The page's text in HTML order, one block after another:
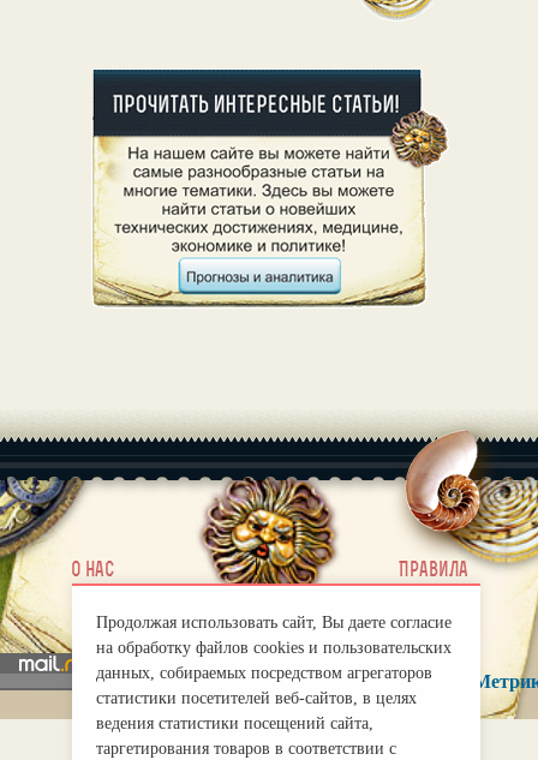
О нас |
Правила
Продолжая использовать сайт, Вы даете согласие
на обработку файлов cookies и пользовательских
данных, собираемых посредством агрегаторов
статистики посетителей веб-сайтов, в целях
ведения статистики посещений сайта,
таргетирования товаров в соответствии с